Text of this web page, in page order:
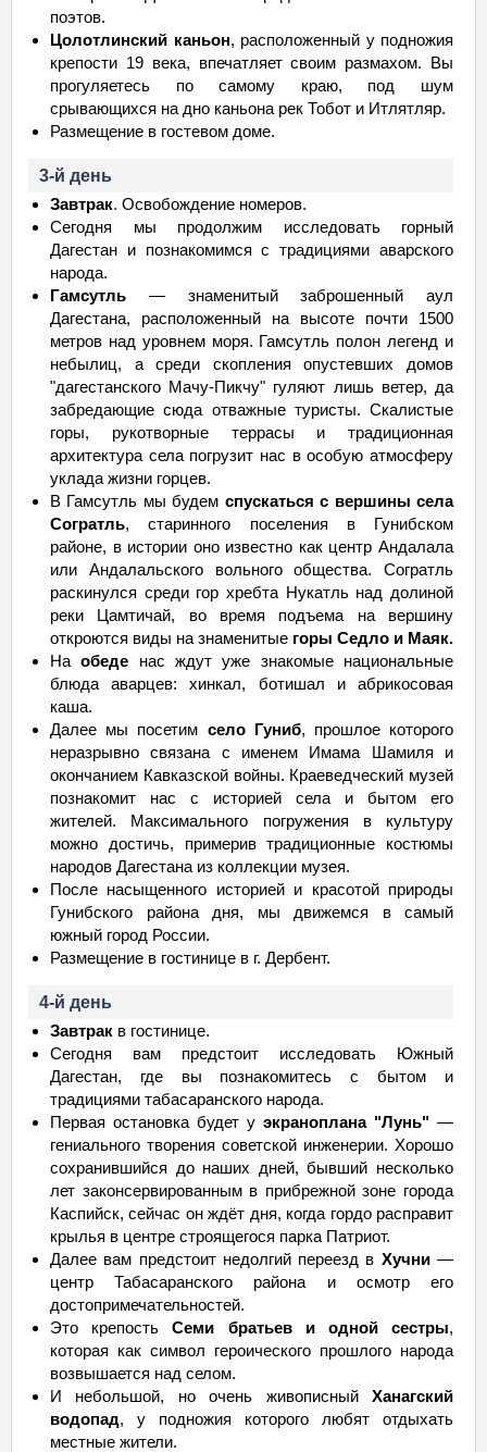
поэтов.
Цолотлинский каньон, расположенный у подножия
крепости 19 века, впечатляет своим размахом. Вы
прогуляетесь по самому краю, под шум
срывающихся на дно каньона рек Тобот и Итлятляр.
Размещение в гостевом доме.
3-й день
Завтрак. Освобождение номеров.
Сегодня мы продолжим исследовать горный
Дагестан и познакомимся с традициями аварского
народа.
Гамсутль — знаменитый заброшенный аул
Дагестана, расположенный на высоте почти 1500
метров над уровнем моря. Гамсутль полон легенд и
небылиц, а среди скопления опустевших домов
"дагестанского Мачу-Пикчу" гуляют лишь ветер, да
забредающие сюда отважные туристы. Скалистые
горы, рукотворные террасы и традиционная
архитектура села погрузит нас в особую атмосферу
уклада жизни горцев.
В Гамсутль мы будем спускаться с вершины села
Согратль, старинного поселения в Гунибском
районе, в истории оно известно как центр Андалала
или Андалальского вольного общества. Согратль
раскинулся среди гор хребта Нукатль над долиной
реки Цамтичай, во время подъема на вершину
откроются виды на знаменитые горы Седло и Маяк.
Наобеде нас ждут уже знакомые национальные
блюда аварцев: хинкал, ботишал и абрикосовая
каша.
Далее мы посетим село Гуниб, прошлое которого
неразрывно связана с именем Имама Шамиля и
окончанием Кавказской войны. Краеведческий музей
познакомит нас с историей села и бытом его
жителей. Максимального погружения в культуру
можно достичь, примерив традиционные костюмы
народов Дагестана из коллекции музея.
После насыщенного историей и красотой природы
Гунибского района дня, мы движемся в самый
южный город России.
Размещение в гостинице в г. Дербент.
4-й день
Завтрак в гостинице.
Сегодня вам предстоит исследовать Южный
Дагестан, где вы познакомитесь с бытом и
традициями табасаранского народа.
Первая остановка будет у экраноплана "Лунь" —
гениального творения советской инженерии. Хорошо
сохранившийся до наших дней, бывший несколько
лет законсервированным в прибрежной зоне города
Каспийск, сейчас он ждёт дня, когда гордо расправит
крылья в центре строящегося парка Патриот.
Далее вам предстоит недолгий переезд в Хучни—
центр Табасаранского района и осмотр его
достопримечательностей.
Это крепостьСеми братьев и одной сестры,
которая как символ героического прошлого народа
возвышается над селом.
И небольшой, но очень живописный Ханагский
водопад, у подножия которого любят отдыхать
местные жители.